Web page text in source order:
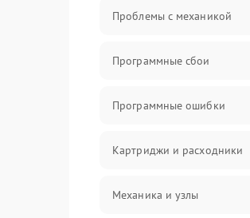
Проблемы с механикой
Программные сбои
Программные ошибки
Картриджи и расходники
Механика и узлы